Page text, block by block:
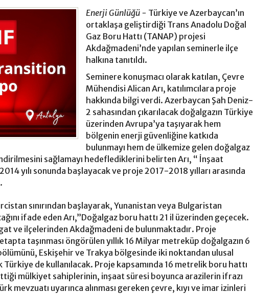
Enerji Günlüğü - Türkiye ve Azerbaycan’ın
ortaklaşa geliştirdiği Trans Anadolu Doğal
Gaz Boru Hattı (TANAP) projesi
Akdağmadeni’nde yapılan seminerle ilçe
halkına tanıtıldı.
Seminere konuşmacı olarak katılan, Çevre
Mühendisi Alican Arı, katılımcılara proje
hakkında bilgi verdi. Azerbaycan Şah Deniz-
2 sahasından çıkarılacak doğalgazın Türkiye
üzerinden Avrupa’ya taşıyarak hem
bölgenin enerji güvenliğine katkıda
bulunmayı hem de ülkemize gelen doğalgaz
sağlamayı hedeflediklerini belirten Arı, “ İnşaat
yılı sonunda başlayacak ve proje 2017-2018 yılları arasında
sınırından başlayarak, Yunanistan veya Bulgaristan
ifade eden Arı,”Doğalgaz boru hattı 21 il üzerinden geçecek.
ve ilçelerinden Akdağmadeni de bulunmaktadır. Proje
taşınması öngörülen yıllık 16 Milyar metreküp doğalgazın 6
Eskişehir ve Trakya bölgesinde iki noktandan ulusal
de kullanılacak. Proje kapsamında 16 metrelik boru hattı
mülkiyet sahiplerinin, inşaat süresi boyunca arazilerin ifrazı
mevzuatı uyarınca alınması gereken çevre, kıyı ve imar izinleri